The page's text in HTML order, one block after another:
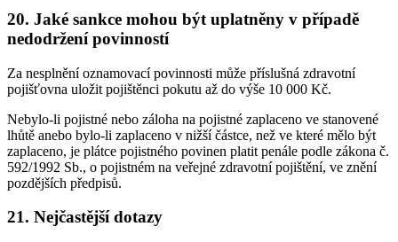
20. Jaké sankce mohou být uplatněny v případě
nedodržení povinností
Za nesplnění oznamovací povinnosti může příslušná zdravotní
pojišťovna uložit pojištěnci pokutu až do výše 10 000 Kč.
Nebylo-li pojistné nebo záloha na pojistné zaplaceno ve stanovené
lhůtě anebo bylo-li zaplaceno v nižší částce, než ve které mělo být
zaplaceno, je plátce pojistného povinen platit penále podle zákona č.
592/1992 Sb., o pojistném na veřejné zdravotní pojištění, ve znění
pozdějších předpisů.
21. Nejčastější dotazy